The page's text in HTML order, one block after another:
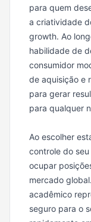
para quem
a criatividade
growth. Ao
habilidade de
consumidor
de aquisição e
para gerar
para qualquer
Ao escolher
controle do
ocupar
mercado
acadêmico
seguro para o